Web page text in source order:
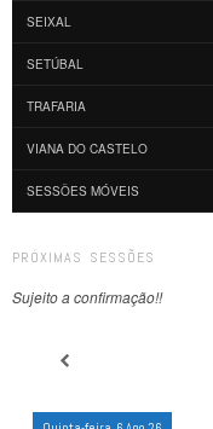
SEIXAL
SETÚBAL
TRAFARIA
VIANA DO CASTELO
SESSÕES MÓVEIS
PRÓXIMAS SESSÕES
Sujeito a confirmação!!